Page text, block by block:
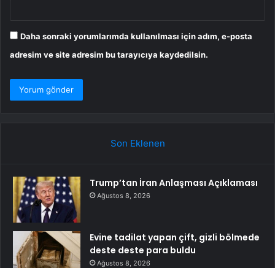
Daha sonraki yorumlarımda kullanılması için adım, e-posta
adresim ve site adresim bu tarayıcıya kaydedilsin.
Son Eklenen
Trump’tan İran Anlaşması Açıklaması
Ağustos 8, 2026
Evine tadilat yapan çift, gizli bölmede
deste deste para buldu
Ağustos 8, 2026